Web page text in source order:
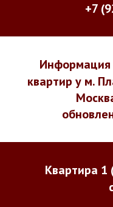
+7
Информация
квартир у м.
Квартира 1